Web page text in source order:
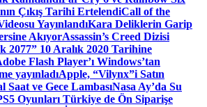
Çıkış Tarihi ErtelendiCall of the
YayınlandıKara Deliklerin Garip
AkıyorAssassin’s Creed Dizisi
2077” 10 Aralık 2020 Tarihine
Flash Player’ı Windows’tan
yayınladıApple, “Vilynx”i Satın
ve Gece LambasıNasa Ay’da Su
Oyunları Türkiye de Ön Siparişe